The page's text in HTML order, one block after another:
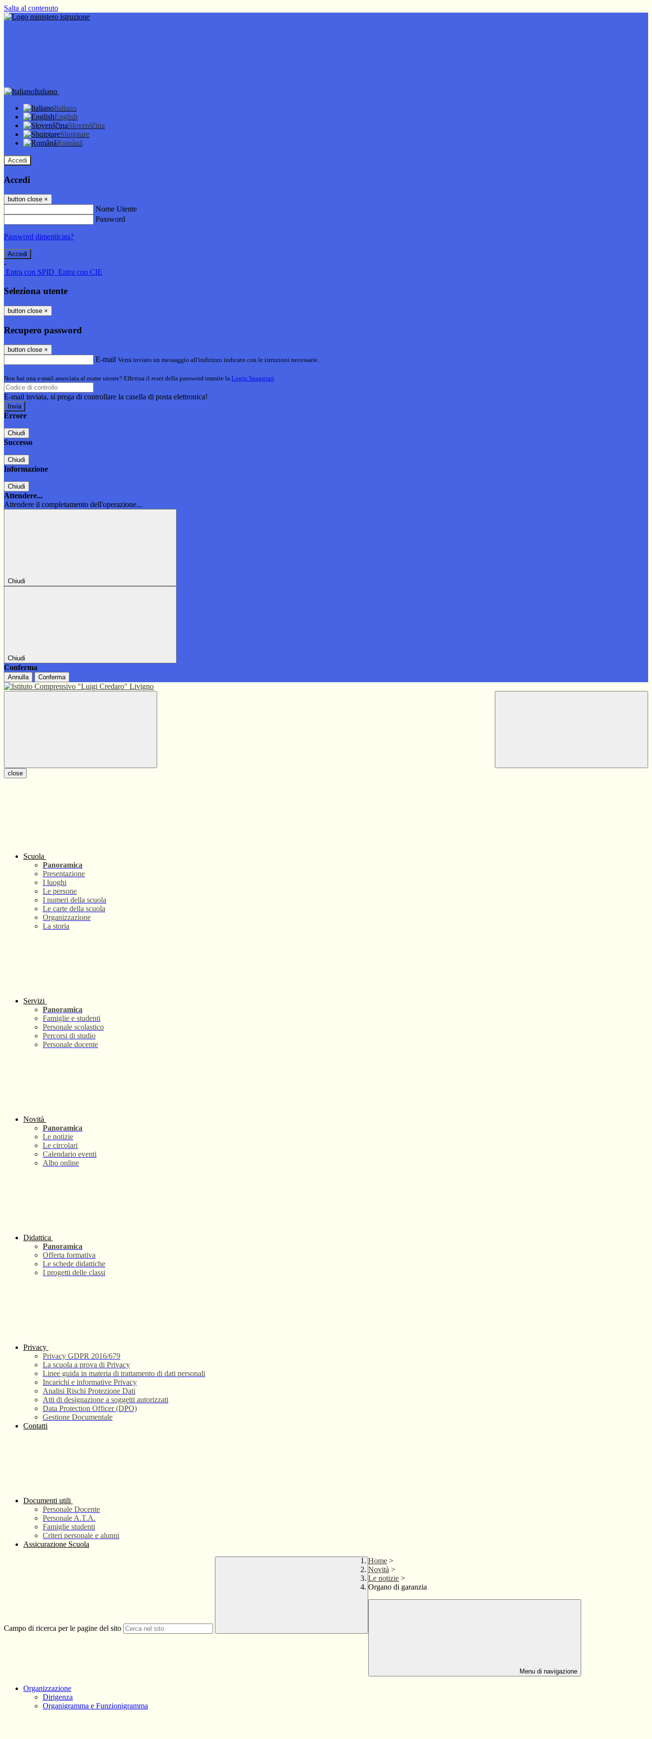
Salta al contenuto
Italiano
Italiano
English
Slovenščina
Shqiptare
Română
Accedi
Accedi
button close ×
Nome Utente
Password
Password dimenticata?
-
Entra con SPID Entra con CIE
Seleziona utente
button close ×
Recupero password
button close ×
E-mail Verrà inviato un messaggio all'indirizzo indicato con le istruzioni necessarie.
Non hai una e-mail associata al nome utente? Effettua il reset della password tramite la Login Spaggiari
E-mail inviata, si prega di controllare la casella di posta elettronica!
Errore
Chiudi
Successo
Chiudi
Informazione
Chiudi
Attendere...
Attendere il completamento dell'operazione...
Chiudi
Chiudi
Conferma
Annulla Conferma
close
Scuola
Panoramica
Presentazione
I luoghi
Le persone
I numeri della scuola
Le carte della scuola
Organizzazione
La storia
Servizi
Panoramica
Famiglie e studenti
Personale scolastico
Percorsi di studio
Personale docente
Novità
Panoramica
Le notizie
Le circolari
Calendario eventi
Albo online
Didattica
Panoramica
Offerta formativa
Le schede didattiche
I progetti delle classi
Privacy
Privacy GDPR 2016/679
La scuola a prova di Privacy
Linee guida in materia di trattamento di dati personali
Incarichi e informative Privacy
Analisi Rischi Protezione Dati
Atti di designazione a soggetti autorizzati
Data Protection Officer (DPO)
Gestione Documentale
Contatti
Documenti utili
Personale Docente
Personale A.T.A.
Famiglie studenti
Criteri personale e alunni
Assicurazione Scuola
Campo di ricerca per le pagine del sito
Home >
Novità >
Le notizie >
Organo di garanzia
Menu di navigazione
Organizzazione
Dirigenza
Organigramma e Funzionigramma